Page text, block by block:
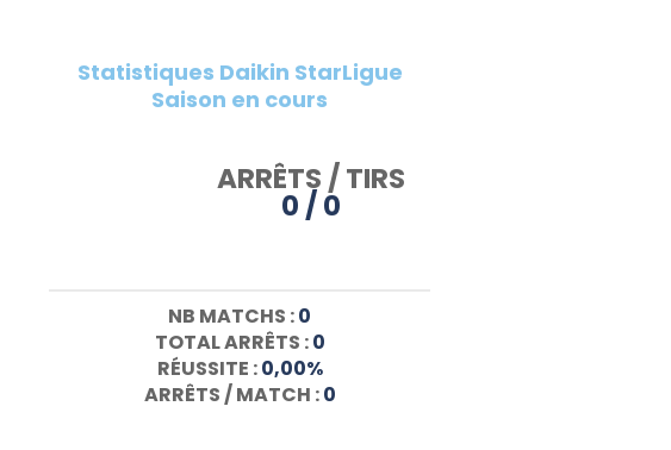
Statistiques Daikin StarLigue
Saison en cours
ARRÊTS / TIRS
0 / 0
NB MATCHS :0
TOTAL ARRÊTS :0
RÉUSSITE :0,00%
ARRÊTS / MATCH :0